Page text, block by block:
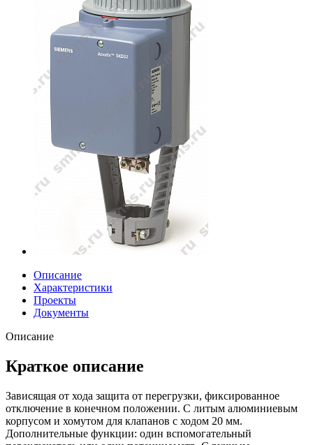
Описание
Характеристики
Проекты
Документы
Описание
Краткое описание
Зависящая от хода защита от перегрузки, фиксированное
отключение в конечном положении. С литым алюминиевым
корпусом и хомутом для клапанов с ходом 20 мм.
Дополнительные функции: один вспомогательный